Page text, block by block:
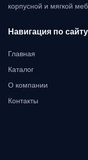
корпусной и мягкой
Навигация по сайту
Главная
Каталог
О компании
Контакты